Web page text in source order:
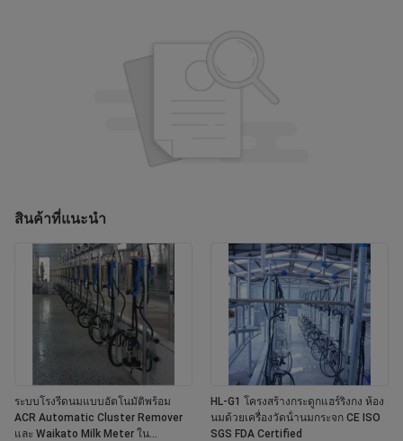
สินค้าที่แนะนํา
ระบบโรงรีดนมแบบอัตโนมัติพร้อม
ACR Automatic Cluster Remover
และ Waikato Milk Meter ใน
HL-G1 โครงสร้างกระดูกแฮร์ริงกง ห้อง
นมด้วยเครื่องวัดน้ํานมกระจก CE ISO
SGS FDA Certified